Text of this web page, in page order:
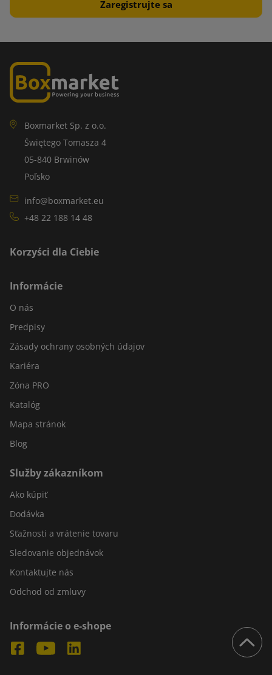
Boxmarket Sp. z o.o.
Świętego Tomasza 4
05-840 Brwinów
Poľsko
info@boxmarket.eu
+48 22 188 14 48
Korzyści dla Ciebie
Informácie
O nás
Predpisy
Zásady ochrany osobných údajov
Kariéra
Zóna PRO
Katalóg
Mapa stránok
Blog
Služby zákazníkom
Ako kúpiť
Dodávka
Sťažnosti a vrátenie tovaru
Sledovanie objednávok
Kontaktujte nás
Odchod od zmluvy
Informácie o e-shope